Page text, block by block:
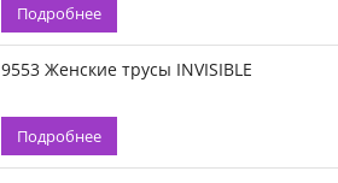
Подробнее
9553 Женские трусы INVISIBLE
Подробнее